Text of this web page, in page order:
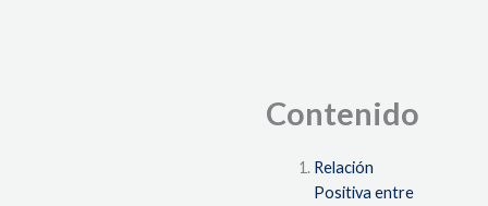
Contenido
Relación
Positiva entre